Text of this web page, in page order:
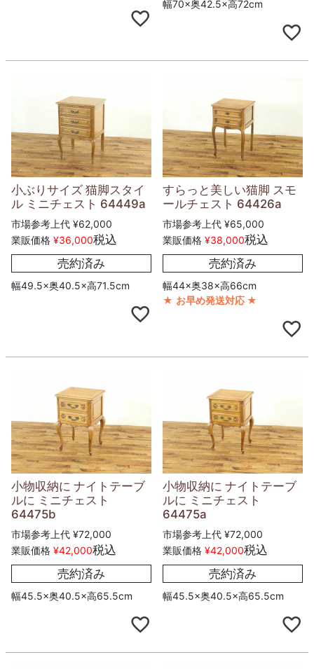
幅70×奥42.5×高72cm
小ぶりサイズ 猫脚スタイ
ル ミニチェスト 64449a
市場参考上代 ¥62,000
業販価格 ¥36,000税込
売約済み
幅49.5×奥40.5×高71.5cm
すらっと美しい猫脚 スモ
ールチェスト 64426a
市場参考上代 ¥65,000
業販価格 ¥38,000税込
売約済み
幅44×奥38×高66cm
★ お早め発送対応 ★
小物収納に ナイトテーブ
ルに ミニチェスト
64475b
市場参考上代 ¥72,000
業販価格 ¥42,000税込
売約済み
幅45.5×奥40.5×高65.5cm
小物収納に ナイトテーブ
ルに ミニチェスト
64475a
市場参考上代 ¥72,000
業販価格 ¥42,000税込
売約済み
幅45.5×奥40.5×高65.5cm